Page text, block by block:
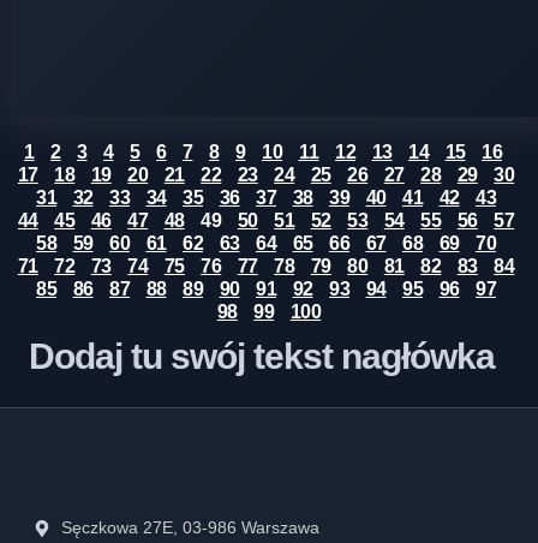
1 2 3 4 5 6 7 8 9 10 11 12 13 14 15
16
17
18 19 20 21 22 23 24 25 26 27 28 29
30
31
32 33 34 35 36 37 38 39 40 41 42
43
44
45 46 47 48 49 50 51 52 53 54 55 56
57
58
59 60 61 62 63 64 65 66 67 68 69
70
71
72 73 74 75 76 77 78 79 80 81 82 83
84
85
86 87 88 89 90 91 92 93 94 95 96
97
98
99 100
Dodaj tu swój tekst nagłówka
Sęczkowa 27E, 03-986 Warszawa